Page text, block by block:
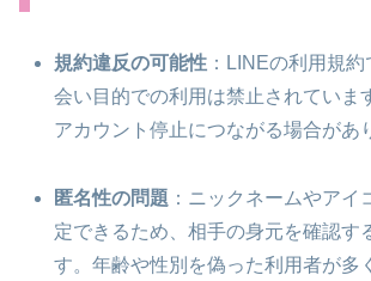
規約違反の可能性 ：LINEの利用規
会い目的での利用は禁止されていま
アカウント停止につながる場合があ
匿名性の問題 ：ニックネームやアイ
定できるため、相手の身元を確認す
す。年齢や性別を偽った利用者が多